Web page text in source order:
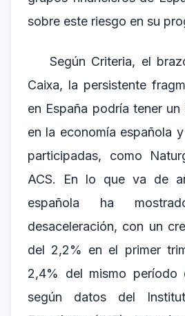
sobre este riesgo en su
Según Criteria, el
Caixa, la persistente
en España podría tener
en la economía española
participadas, como
ACS. En lo que va de
española ha
desaceleración, con un
del 2,2% en el primer
2,4% del mismo período
según datos del